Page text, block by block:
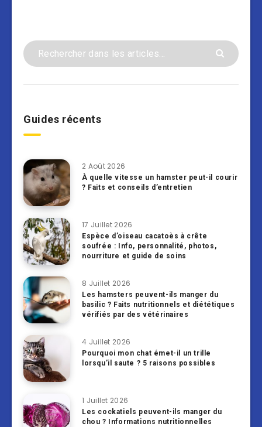
Guides récents
2 Août 2026
À quelle vitesse un hamster peut-il courir
? Faits et conseils d’entretien
17 Juillet 2026
Espèce d’oiseau cacatoès à crête
soufrée : Info, personnalité, photos,
nourriture et guide de soins
8 Juillet 2026
Les hamsters peuvent-ils manger du
basilic ? Faits nutritionnels et diététiques
vérifiés par des vétérinaires
4 Juillet 2026
Pourquoi mon chat émet-il un trille
lorsqu’il saute ? 5 raisons possibles
1 Juillet 2026
Les cockatiels peuvent-ils manger du
chou ? Informations nutritionnelles